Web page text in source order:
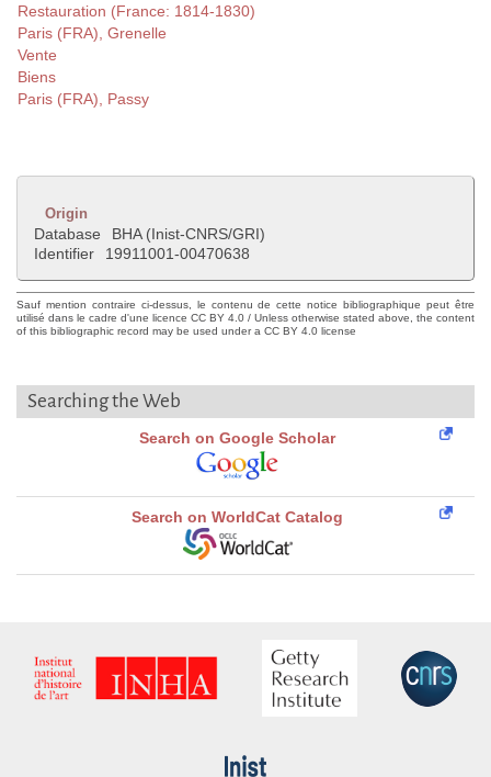
Restauration (France: 1814-1830)
Paris (FRA), Grenelle
Vente
Biens
Paris (FRA), Passy
Origin
Database
BHA (Inist-CNRS/GRI)
Identifier
19911001-00470638
Sauf mention contraire ci-dessus, le contenu de cette notice bibliographique peut être
utilisé dans le cadre d'une licence CC BY 4.0 / Unless otherwise stated above, the content
of this bibliographic record may be used under a CC BY 4.0 license
Searching the Web
Search on Google Scholar
Search on WorldCat Catalog